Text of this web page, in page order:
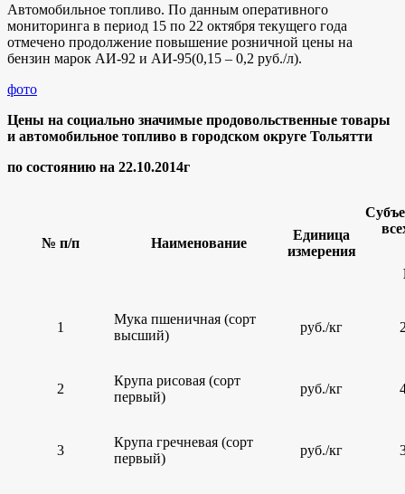
Автомобильное топливо. По данным оперативного
мониторинга в период 15 по 22 октября текущего года
отмечено продолжение повышение розничной цены на
бензин марок АИ-92 и АИ-95(0,15 – 0,2 руб./л).
фото
Цены на социально значимые продовольственные товары
и автомобильное топливо в городском округе Тольятти
по состоянию на 22.10.2014г
№ п/п Наименование
Единица
измерения
1
Мука пшеничная (сорт
высший)
руб./кг
2
Крупа рисовая (сорт
первый)
руб./кг
3
Крупа гречневая (сорт
первый)
руб./кг